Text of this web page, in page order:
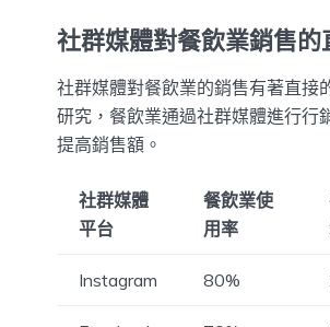
社群媒體對餐飲業銷售的
社群媒體對餐飲業的銷售有著直接
研究，餐飲業通過社群媒體進行行
提高銷售額。
社群媒體
平台
餐飲業使
用率
Instagram 80%